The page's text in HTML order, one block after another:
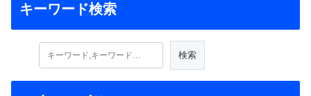
キーワード検索